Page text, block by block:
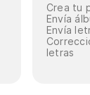
Crea tu
Envía
Envía
letras